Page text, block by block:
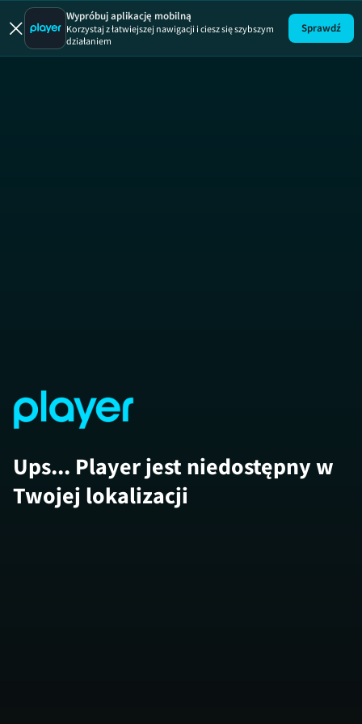
Wypróbuj aplikację mobilną
Korzystaj z łatwiejszej nawigacji i ciesz się szybszym
działaniem
Sprawdź
Ups... Player jest niedostępny w
Twojej lokalizacji